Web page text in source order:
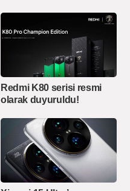
Redmi K80 serisi resmi
olarak duyuruldu!